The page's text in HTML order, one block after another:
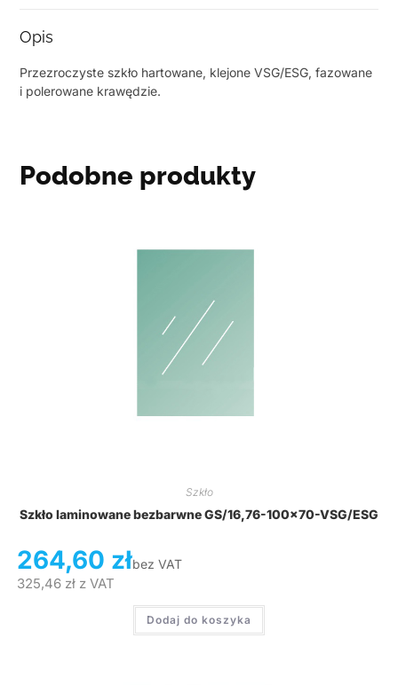
Opis
Przezroczyste szkło hartowane, klejone VSG/ESG, fazowane
i polerowane krawędzie.
Podobne produkty
Szkło
Szkło laminowane bezbarwne GS/16,76-100×70-VSG/ESG
264,60 złbez VAT
325,46 złz VAT
Dodaj do koszyka